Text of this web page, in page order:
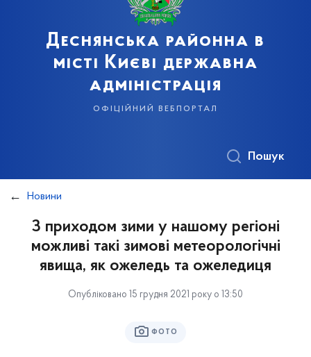
Деснянська районна в
місті Києві державна
адміністрація
офіційний вебпортал
Пошук
Новини
З приходом зими у нашому регіоні
можливі такі зимові метеорологічні
явища, як ожеледь та ожеледиця
Опубліковано 15 грудня 2021 року о 13:50
ФОТО